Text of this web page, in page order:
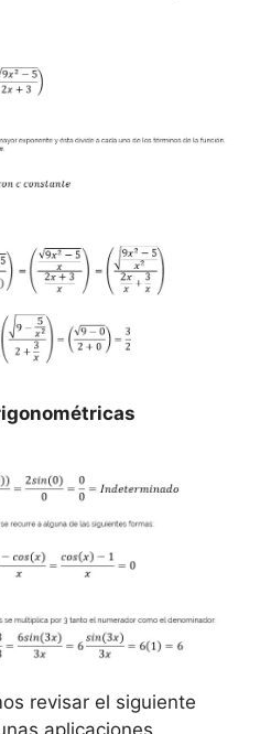
revisar el siguiente
aplicaciones